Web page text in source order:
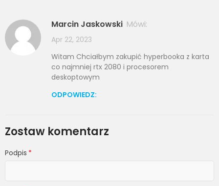
Marcin Jaskowski Mówi:
Apr 22, 2023
Witam Chciałbym zakupić hyperbooka z karta
co najmniej rtx 2080 i procesorem
deskoptowym
ODPOWIEDZ:
Zostaw komentarz
Podpis